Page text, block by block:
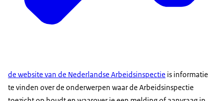
de website van de Nederlandse Arbeidsinspectie is informatie
te vinden over de onderwerpen waar de Arbeidsinspectie